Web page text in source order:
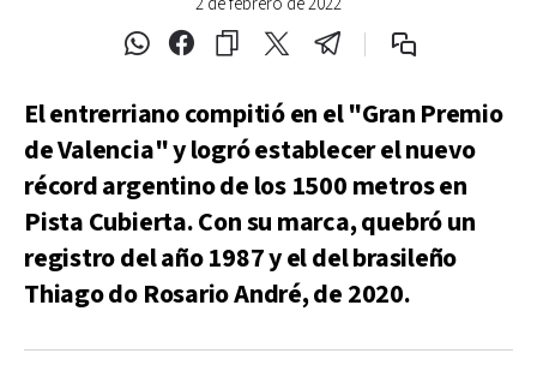
El entrerriano compitió en el "Gran Premio
de Valencia" y logró establecer el nuevo
récord argentino de los 1500 metros en
Pista Cubierta. Con su marca, quebró un
registro del año 1987 y el del brasileño
Thiago do Rosario André, de 2020.